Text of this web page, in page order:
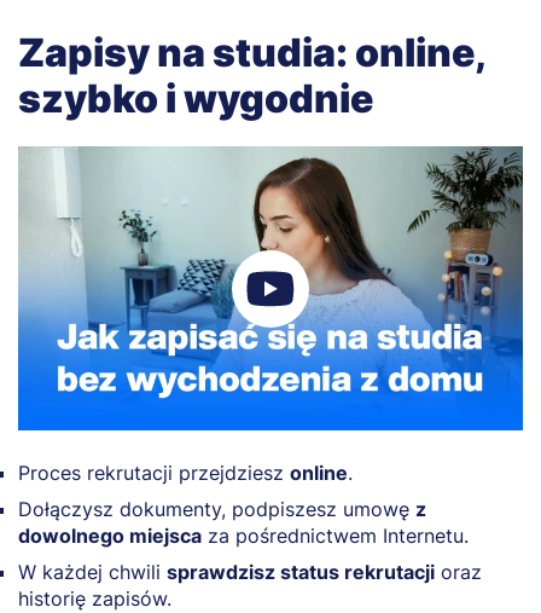
Zapisy na studia: online,
szybko i wygodnie
Proces rekrutacji przejdziesz online.
Dołączysz dokumenty, podpiszesz umowę z
dowolnego miejsca za pośrednictwem Internetu.
W każdej chwili sprawdzisz status rekrutacji oraz
historię zapisów.